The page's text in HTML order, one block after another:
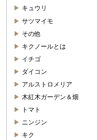
キュウリ
サツマイモ
その他
キクノールとは
イチゴ
ダイコン
アルストロメリア
木紅木ガーデン＆畑
トマト
ニンジン
キク